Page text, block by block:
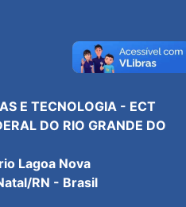
E TECNOLOGIA - ECT
DO RIO GRANDE DO
Lagoa Nova
RN - Brasil